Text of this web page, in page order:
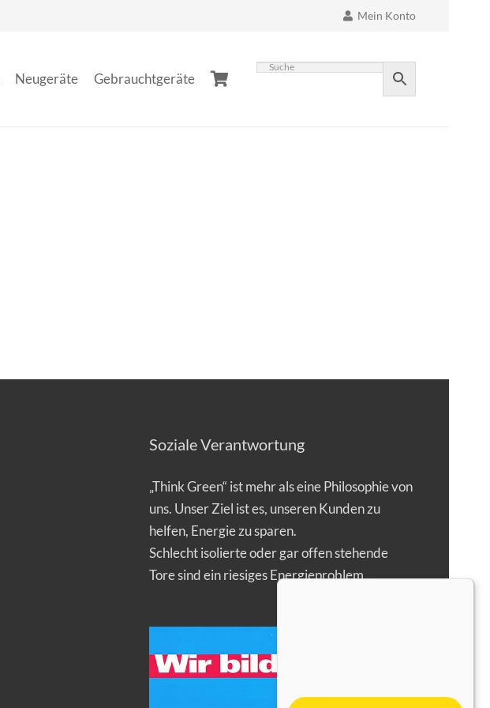
Mein Konto
Neugeräte Gebrauchtgeräte
Soziale Verantwortung
„Think Green“ ist mehr als eine Philosophie von
uns. Unser Ziel ist es, unseren Kunden zu
helfen, Energie zu sparen.
Schlecht isolierte oder gar offen stehende
Tore sind ein riesiges Energieproblem…